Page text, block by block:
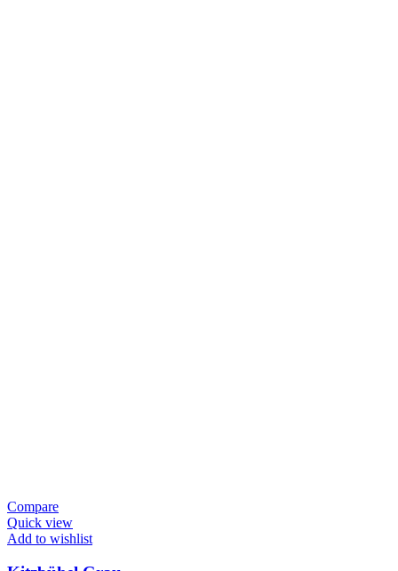
Compare
Quick view
Add to wishlist